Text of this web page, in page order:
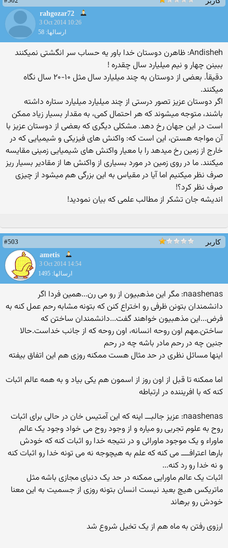
rahgozar72
3 Oct 2014 10:26
ارسالها: 58
Andisheh: ظاهرن دوستان خدا باور یه حساب سر انگشتی نمیکنند
ببینن چهار و نیم میلیارد سال چقدره !
دقیقأ. بعضی از دوستان به چند میلیارد سال مثل ۱۰-۲۰ سال نگاه
میکنند.
اگر دوستان عزیز تصور درستی از چند میلیارد میلیارد ستاره داشته
باشند، متوجه میشوند که هر احتمال کمی، به مقدار بسیار زیاد ممکن
است در این جهان رخ دهد. مشکلی دیگری که بعضی از دوستان عزیز با
آن مواجه هستن، این است که: واکنش های فیزیکی و شیمیایی که در
خارج از زمین رخ میدهد را با معیار واکنش های شیمیایی زمینی مقایسه
میکنند. ما در روی زمین در مورد بسیاری از واکنش ها از مقادیر بسیار ریز
صرف نظر میکنیم اما آیا در مقیاس به این بزرگی هم میشود از چیزی
صرف نظر کرد؟!
اندیشه جان تشکر از مطالب علمی که بیان نمودید!
کاربر
#503
ametis
3 Oct 2014 14:54
ارسالها: 1495
naashenas: مگر این مذهبیون از رو می رن...همین فردا اگر
دانشمندان بتونن ظرفی رو اختراع کنن که بتونه مشابه رحم عمل کنه به
فرض...این مذهبیون خواهند گفت...دانشمندان ساختن که
ساختن.مهم اون روحه انسانه، اون روحه که از جانب خداست.حالا
جنین چه در رحم مادر باشه چه در رحم
اینها مسائل نظری در حد مثال هست ممکنه روزی هم این اتفاق بیفته
اما ممکنه تا قبل از اون روز از اسمون هم یکی بیاد و به همه عالم اثبات
کنه که با افریننده در ارتباطه
naashenas: عزیز جالبـــ اینه که این آمتیس خان در حالی برای اثبات
روح به علوم تجربی رو میاره و از وجود روح می خواد وجود یک عالم
ماوراء و یک موجود ماورائی و در نتیجه خدا رو اثبات کنه که خودش
بارها اعترافــــ می کنه که علم به هیچوجه نه می تونه خدا رو اثبات کنه
و نه خدا رو رد کنه...
اثبات یک عالم ماورایی ممکنه در حد یک دنیای مجازی باشه مثل
ماتریکس هیچ بعید نیست انسان بتونه روزی از جسمیت به این معنا
خودش رو برهاند
ارزوی رفتن به ماه هم از یک تخیل شروع شد